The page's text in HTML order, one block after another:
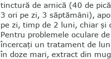
tinctură de arnică (40 de
3 ori pe zi, 3 săptămâni),
pe zi, timp de 2 luni, chiar şi
Pentru problemele oculare
încercaţi un tratament de
în doze mari, ex­tract din